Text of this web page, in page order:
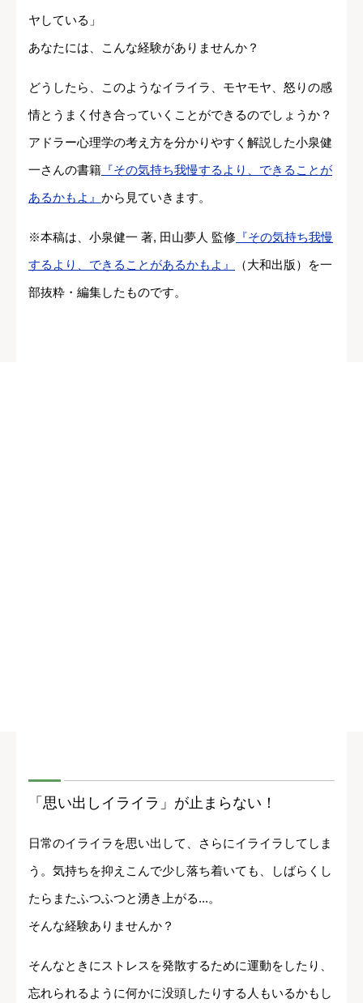
ヤしている」
あなたには、こんな経験がありませんか？
どうしたら、このようなイライラ、モヤモヤ、怒りの感
情とうまく付き合っていくことができるのでしょうか？
アドラー心理学の考え方を分かりやすく解説した小泉健
一さんの書籍 『その気持ち我慢するより、できることが
あるかもよ』 から見ていきます。
※本稿は、小泉健一 著, 田山夢人 監修 『その気持ち我慢
するより、できることがあるかもよ』
（大和出版）を一
部抜粋・編集したものです。
「思い出しイライラ」が止まらない！
日常のイライラを思い出して、さらにイライラしてしま
う。気持ちを抑えこんで少し落ち着いても、しばらくし
たらまたふつふつと湧き上がる...。
そんな経験ありませんか？
そんなときにストレスを発散するために運動をしたり、
忘れられるように何かに没頭したりする人もいるかもし